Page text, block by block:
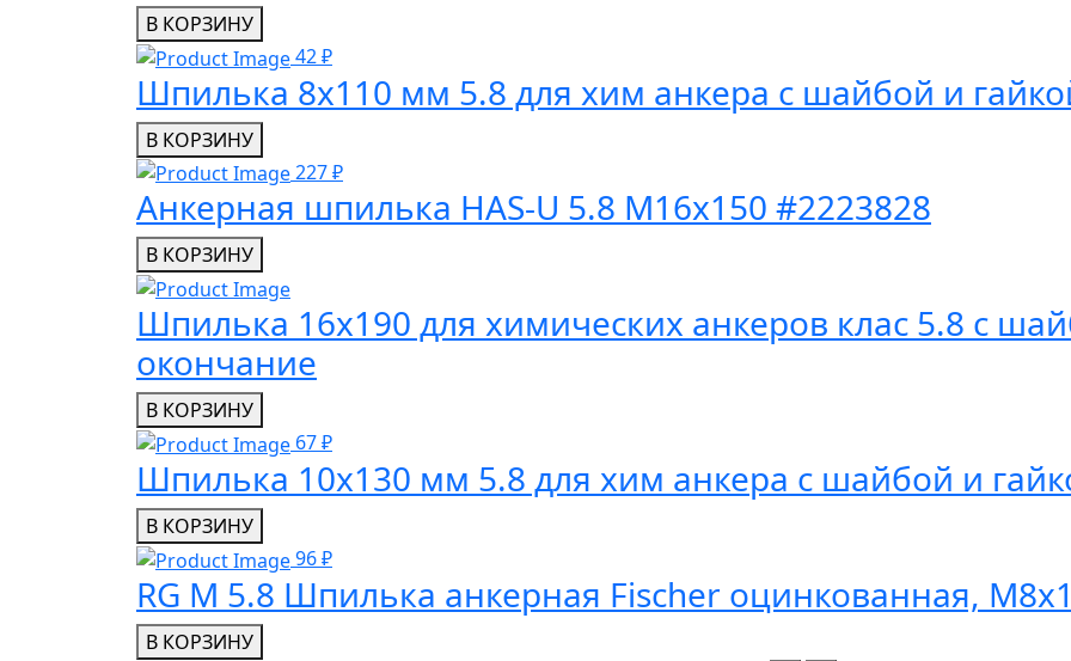
В КОРЗИНУ
42 ₽
Шпилька 8х110 мм 5.8 для хим анкера с шайбой и
В КОРЗИНУ
227 ₽
Анкерная шпилька HAS-U 5.8 M16x150 #2223828
В КОРЗИНУ
Шпилька 16x190 для химических анкеров клас 5.8 с
окончание
В КОРЗИНУ
67 ₽
Шпилька 10х130 мм 5.8 для хим анкера с шайбой и
В КОРЗИНУ
96 ₽
RG M 5.8 Шпилька анкерная Fischer оцинкованная,
В КОРЗИНУ